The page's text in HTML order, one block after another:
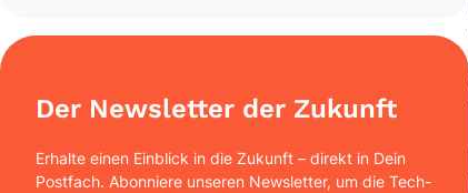
Der Newsletter der Zukunft
Erhalte einen Einblick in die Zukunft – direkt in Dein
Postfach. Abonniere unseren Newsletter, um die Tech-